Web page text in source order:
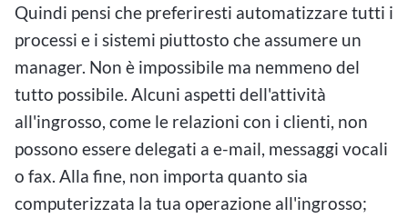
Quindi pensi che preferiresti automatizzare tutti i
processi e i sistemi piuttosto che assumere un
manager. Non è impossibile ma nemmeno del
tutto possibile. Alcuni aspetti dell'attività
all'ingrosso, come le relazioni con i clienti, non
possono essere delegati a e-mail, messaggi vocali
o fax. Alla fine, non importa quanto sia
computerizzata la tua operazione all'ingrosso;